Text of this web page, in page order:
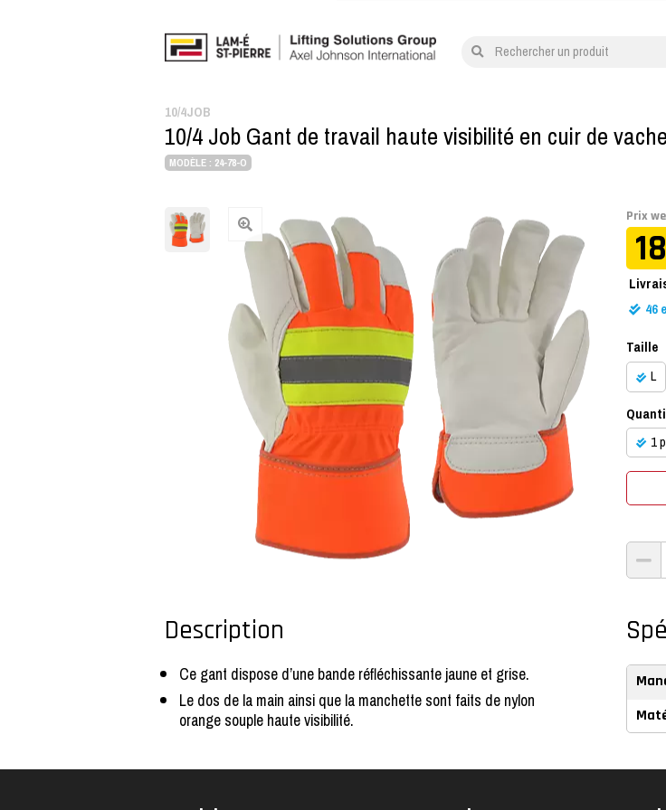
Rechercher un produit
10/4JOB
10/4 Job Gant de travail haute visibilité en cuir de
MODÈLE : 24-78-O
Prix
18
46
Taille
L
1
Description
Ce gant dispose d’une bande réfléchissante jaune et grise.
Le dos de la main ainsi que la manchette sont faits de nylon
orange souple haute visibilité.